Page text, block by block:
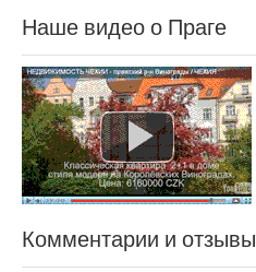
Наше видео о Праге
Комментарии и отзывы